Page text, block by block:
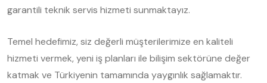
garantili teknik servis hizmeti sunmaktayız.
Temel hedefimiz, siz değerli müşterilerimize en kaliteli
hizmeti vermek, yeni iş planları ile bilişim sektörüne değer
katmak ve Türkiyenin tamamında yaygınlık sağlamaktır.